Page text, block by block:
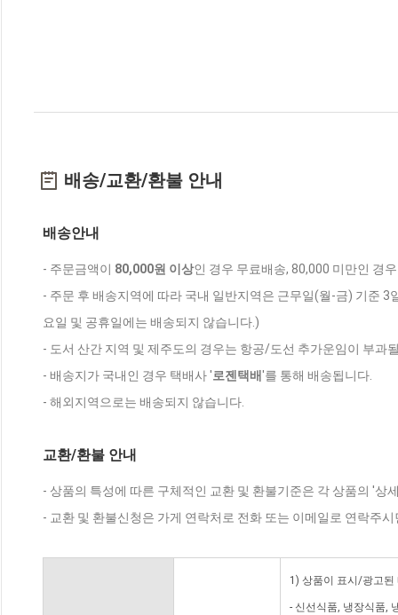
배송/교환/환불 안내
배송안내
- 주문금액이 80,000원 이상인 경우 무료배송, 80,000 미만인 경
- 주문 후 배송지역에 따라 국내 일반지역은 근무일(월-금) 기준
요일 및 공휴일에는 배송되지 않습니다.)
- 도서 산간 지역 및 제주도의 경우는 항공/도선 추가운임이 부과
- 배송지가 국내인 경우 택배사 '로젠택배'를 통해 배송됩니다.
- 해외지역으로는 배송되지 않습니다.
교환/환불 안내
- 상품의 특성에 따른 구체적인 교환 및 환불기준은 각 상품의 '상
- 교환 및 환불신청은 가게 연락처로 전화 또는 이메일로 연락주
1) 상품이 표시/광고된
- 신선식품, 냉장식품,